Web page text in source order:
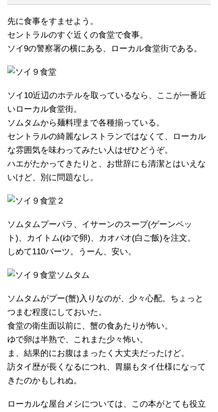
先に食事をすませよう。
セントラルのすぐ近くの食堂で食事。
ソイ9の警察署の横にある、ローカル食堂街である。
ソイ10近辺のホテルを取っているなら、ここが一番近
いローカル食堂街。
ソムタムから麺料理まで各種揃っている。
セントラルの綺麗なレストランではなくて、ローカル
な雰囲気を味わってみたい人はぜひどうぞ。
ハエがたかってきたりと、お世辞にも清潔とはいえな
いけど、別に問題なし。
ソムタムプーパラ、イサーンのスープ(ゲーンペッ
ト)、カイトム(ゆで卵)、カオパオ(白ご飯)を注文。
しめて110バーツ。うーん、安い。
ソムタムがプー(蟹)入りなのが、少々心配。ちょっと
つまむ程度にしておいた。
食堂の衛生面以前に、蟹の食あたりが怖い。
ゆで卵は半熟で、これまた少々怖い。
ま、結果的にお腹はまったく大丈夫だったけど。
訪タイ歴が長くなるにつれ、胃腸もタイ仕様になって
きたのかもしれぬ。
ローカルな屋台メシについては、この本がとても役立